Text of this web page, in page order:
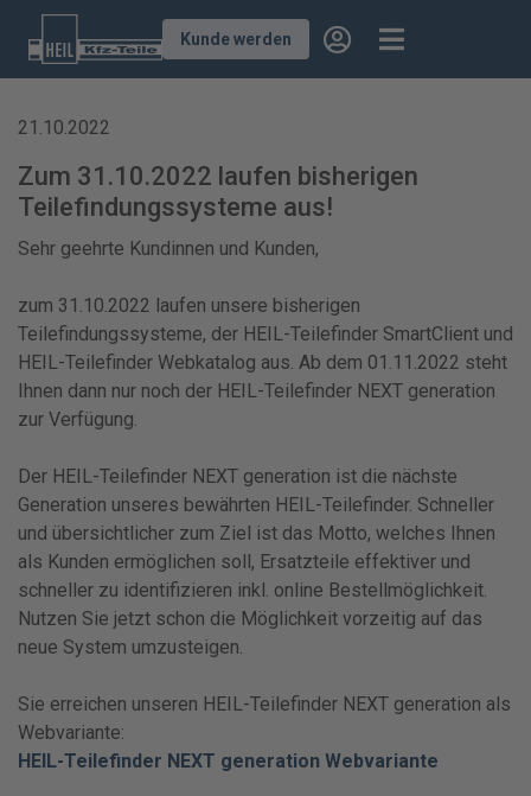
Kunde werden
21.10.2022
Zum 31.10.2022 laufen bisherigen
Teilefindungssysteme aus!
Sehr geehrte Kundinnen und Kunden,
zum 31.10.2022 laufen unsere bisherigen
Teilefindungssysteme, der HEIL-Teilefinder SmartClient und
HEIL-Teilefinder Webkatalog aus. Ab dem 01.11.2022 steht
Ihnen dann nur noch der HEIL-Teilefinder NEXT generation
zur Verfügung.
Der HEIL-Teilefinder NEXT generation ist die nächste
Generation unseres bewährten HEIL-Teilefinder. Schneller
und übersichtlicher zum Ziel ist das Motto, welches Ihnen
als Kunden ermöglichen soll, Ersatzteile effektiver und
schneller zu identifizieren inkl. online Bestellmöglichkeit.
Nutzen Sie jetzt schon die Möglichkeit vorzeitig auf das
neue System umzusteigen.
Sie erreichen unseren HEIL-Teilefinder NEXT generation als
Webvariante:
HEIL-Teilefinder NEXT generation Webvariante